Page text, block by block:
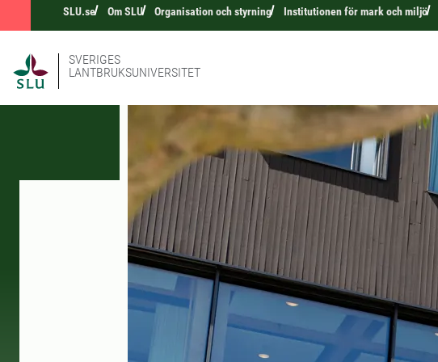
SLU.se Om SLU Organisation och styrning Institutionen för mark och miljö
SVERIGES
LANTBRUKSUNIVERSITET